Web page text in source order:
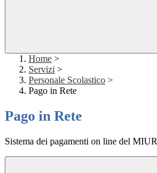
Home >
Servizi >
Personale Scolastico >
Pago in Rete
Pago in Rete
Sistema dei pagamenti on line del MIUR